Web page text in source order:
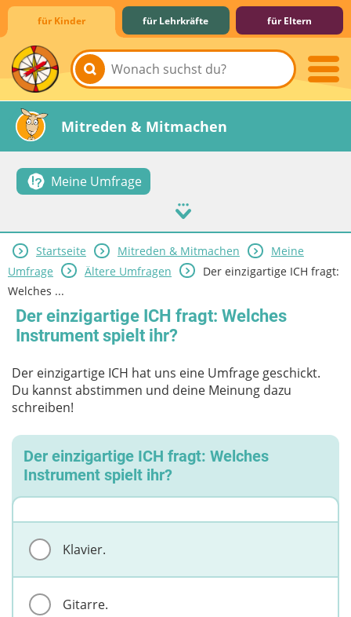
für Kinder für Lehrkräfte für Eltern
Lernen & Schule
Hobby & Freizeit
Spiel & Spaß
Mitreden & Mitmachen
Meine Umfrage
Startseite Mitreden & Mitmachen
Meine
Umfrage
Ältere Umfragen
Der einzigartige ICH fragt:
Welches ...
Der einzigartige ICH fragt: Welches
Instrument spielt ihr?
Der einzigartige ICH hat uns eine Umfrage geschickt.
Du kannst abstimmen und deine Meinung dazu
schreiben!
Der einzigartige ICH fragt: Welches
Instrument spielt ihr?
Klavier.
Gitarre.